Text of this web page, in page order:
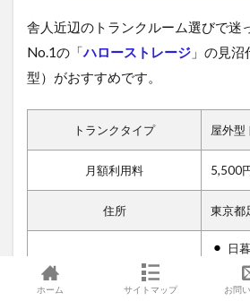
舎人近辺のトランクルーム選びで迷
No.1の「ハローストレージ 」の見
型）がおすすめです。
トランクタイプ 屋外型
月額利用料 5,500
住所 東京都
日
人
日
ホーム サイトマップ お問